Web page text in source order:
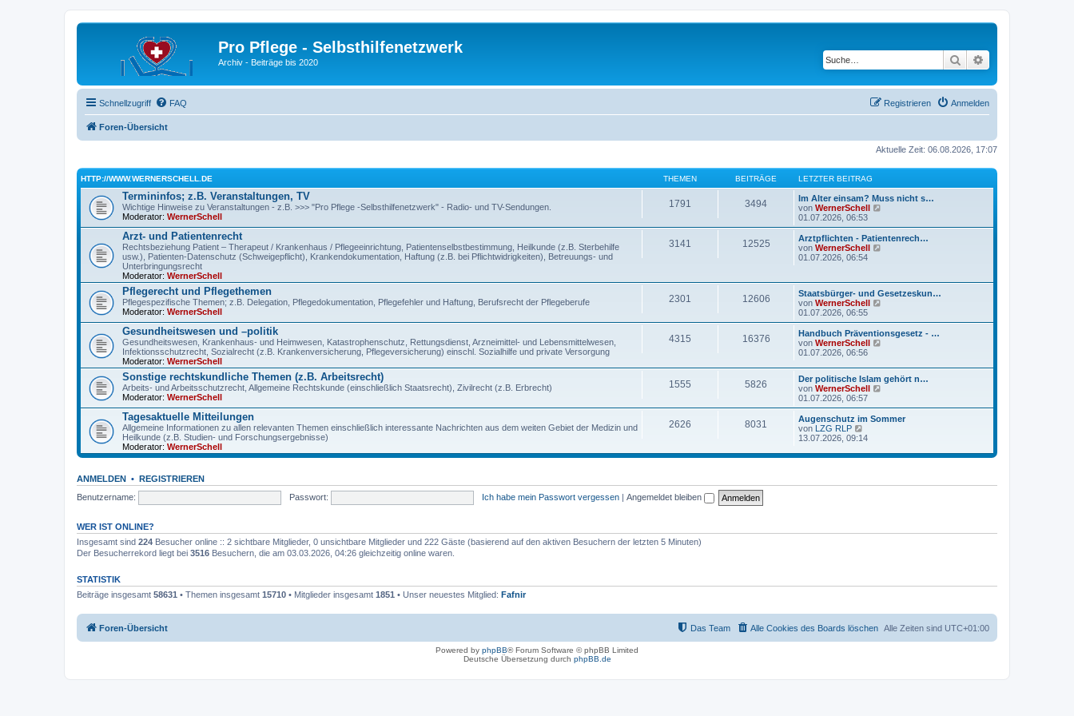
Pro Pflege - Selbsthilfenetzwerk
Archiv - Beiträge bis 2020 Suche
Schnellzugriff FAQ Anmelden
Registrieren
Foren-Übersicht
Aktuelle Zeit: 06.08.2026, 17:07
HTTP://WWW.WERNERSCHELL.DE THEMEN BEITRÄGE LETZTER BEITRAG
Termininfos; z.B. Veranstaltungen, TV
Wichtige Hinweise zu Veranstaltungen - z.B. >>> "Pro Pflege -Selbsthilfenetzwerk" - Radio- und TV-Sendungen.
Moderator: WernerSchell
1791 3494
Im Alter einsam? Muss nicht s…
von WernerSchell
u
e
B
e
r
a
01.07.2026, 06:53
Arzt- und Patientenrecht
Rechtsbeziehung Patient – Therapeut / Krankenhaus / Pflegeeinrichtung, Patientenselbstbestimmung, Heilkunde (z.B. Sterbehilfe
usw.), Patienten-Datenschutz (Schweigepflicht), Krankendokumentation, Haftung (z.B. bei Pflichtwidrigkeiten), Betreuungs- und
Unterbringungsrecht
Moderator: WernerSchell
3141 12525
Arztpflichten - Patientenrech…
von WernerSchell
s
t
B
e
a
g
01.07.2026, 06:54
Pflegerecht und Pflegethemen
Pflegespezifische Themen; z.B. Delegation, Pflegedokumentation, Pflegefehler und Haftung, Berufsrecht der Pflegeberufe
Moderator: WernerSchell
2301 12606
Staatsbürger- und Gesetzeskun…
von WernerSchell
u
e
r
B
t
r
01.07.2026, 06:55
Gesundheitswesen und –politik
Gesundheitswesen, Krankenhaus- und Heimwesen, Katastrophenschutz, Rettungsdienst, Arzneimittel- und Lebensmittelwesen,
Infektionsschutzrecht, Sozialrecht (z.B. Krankenversicherung, Pflegeversicherung) einschl. Sozialhilfe und private Versorgung
Moderator: WernerSchell
4315 16376
Handbuch Präventionsgesetz - …
von WernerSchell
e
s
r
B
r
01.07.2026, 06:56
Sonstige rechtskundliche Themen (z.B. Arbeitsrecht)
Arbeits- und Arbeitsschutzrecht, Allgemeine Rechtskunde (einschließlich Staatsrecht), Zivilrecht (z.B. Erbrecht)
Moderator: WernerSchell
1555 5826
Der politische Islam gehört n…
von WernerSchell
u
e
r
i
01.07.2026, 06:57
Tagesaktuelle Mitteilungen
Allgemeine Informationen zu allen relevanten Themen einschließlich interessante Nachrichten aus dem weiten Gebiet der Medizin und
Heilkunde (z.B. Studien- und Forschungsergebnisse)
Moderator: WernerSchell
2626 8031
Augenschutz im Sommer
von LZG RLP
e
e
e
t
13.07.2026, 09:14
ANMELDEN • REGISTRIEREN
Benutzername:
Passwort: Ich habe mein Passwort vergessen | Angemeldet bleiben
WER IST ONLINE?
Insgesamt sind 224 Besucher online :: 2 sichtbare Mitglieder, 0 unsichtbare Mitglieder und 222 Gäste (basierend auf den aktiven Besuchern der letzten 5 Minuten)
Der Besucherrekord liegt bei 3516 Besuchern, die am 03.03.2026, 04:26 gleichzeitig online waren.
STATISTIK
Beiträge insgesamt 58631 • Themen insgesamt 15710 • Mitglieder insgesamt 1851 • Unser neuestes Mitglied: Fafnir
Foren-Übersicht Alle Zeiten sind UTC+01:00
Alle Cookies des Boards löschen
Das Team
Powered by phpBB® Forum Software © phpBB Limited
Deutsche Übersetzung durch phpBB.de